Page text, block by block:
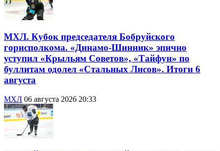
МХЛ. Кубок председателя Бобруйского
горисполкома. «Динамо-Шинник» эпично
уступил «Крыльям Советов», «Тайфун» по
буллитам одолел «Стальных Лисов». Итоги 6
августа
МХЛ 06 августа 2026 20:33